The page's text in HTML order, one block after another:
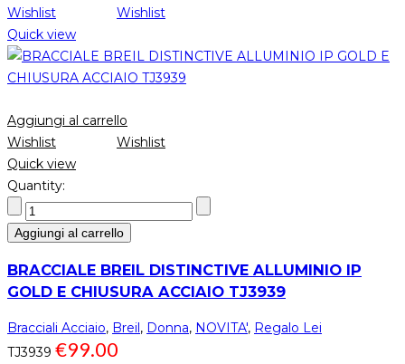
Wishlist
Wishlist
Quick view
Aggiungi al carrello
Wishlist
Wishlist
Quick view
Quantity:
Aggiungi al carrello
BRACCIALE BREIL DISTINCTIVE ALLUMINIO IP
GOLD E CHIUSURA ACCIAIO TJ3939
Bracciali Acciaio, Breil, Donna, NOVITA', Regalo Lei
TJ3939 €99.00